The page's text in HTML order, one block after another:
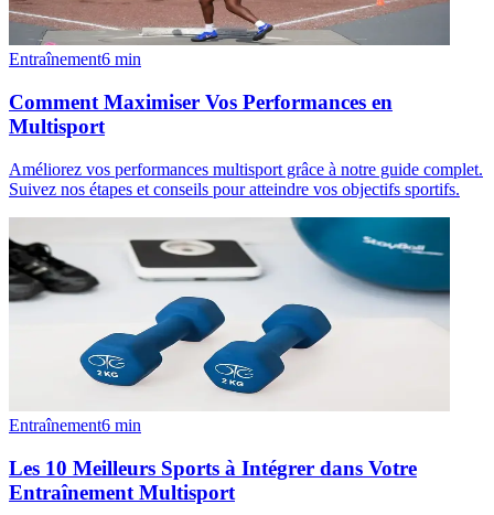
Entraînement6 min
Comment Maximiser Vos Performances en
Multisport
Améliorez vos performances multisport grâce à notre guide complet.
Suivez nos étapes et conseils pour atteindre vos objectifs sportifs.
Entraînement6 min
Les 10 Meilleurs Sports à Intégrer dans Votre
Entraînement Multisport